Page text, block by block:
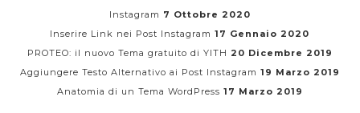
Instagram 7 Ottobre 2020
Inserire Link nei Post Instagram 17 Gennaio 2020
PROTEO: il nuovo Tema gratuito di YITH 20 Dicembre 2019
Aggiungere Testo Alternativo ai Post Instagram 19 Marzo 2019
Anatomia di un Tema WordPress 17 Marzo 2019